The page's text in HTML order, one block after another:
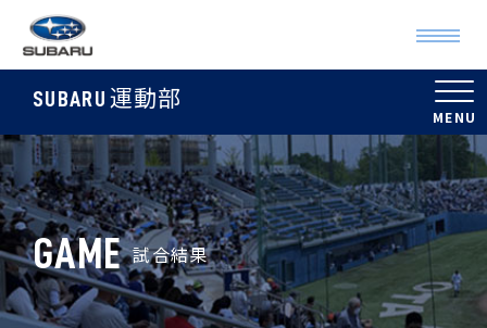
SUBARU 運動部
GAME 試合結果